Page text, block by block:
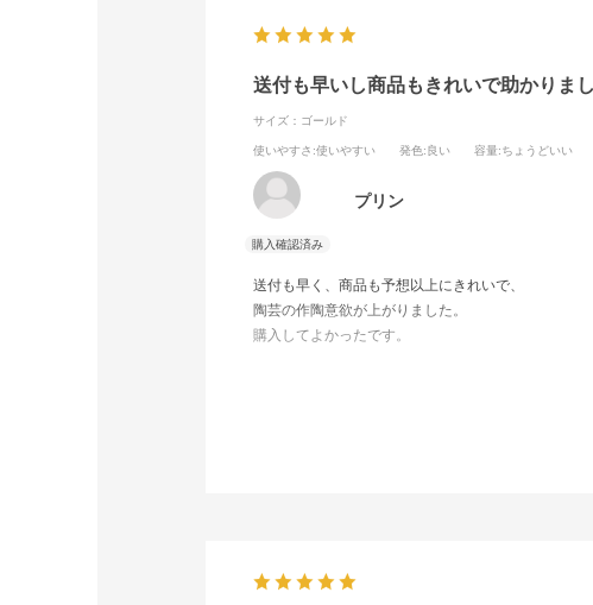
送付も早いし商品もきれいで助かりまし
サイズ：ゴールド
使いやすさ :使いやすい 発色:良い 容量:ちょうどいい
プリン
送付も早く、商品も予想以上にきれいで、
陶芸の作陶意欲が上がりました。
購入してよかったです。